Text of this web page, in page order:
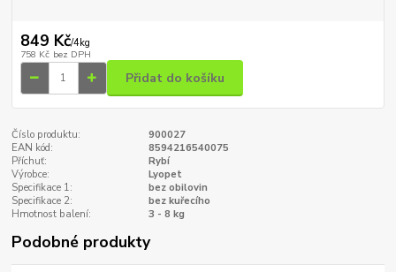
849 Kč/4kg
758 Kč bez DPH
Přidat do košíku
Číslo produktu:
900027
EAN kód:
8594216540075
Příchuť:
Rybí
Výrobce:
Lyopet
Specifikace 1:
bez obilovin
Specifikace 2:
bez kuřecího
Hmotnost balení:
3 - 8 kg
Podobné produkty